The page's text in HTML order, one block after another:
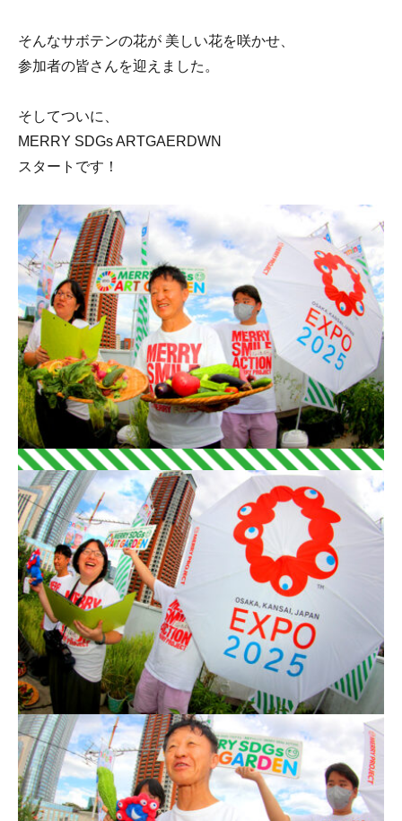
そんなサボテンの花が 美しい花を咲かせ、
参加者の皆さんを迎えました。
そしてついに、
MERRY SDGs ARTGAERDWN
スタートです！